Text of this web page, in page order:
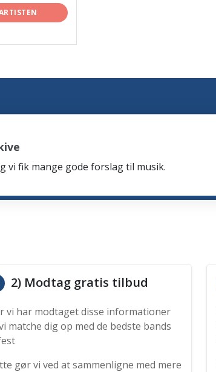
vi fik mange gode forslag til musik.
2) Modtag gratis tilbud
vi har modtaget disse informationer
matche dig op med de bedste bands
gør vi ved at sammenligne med mere